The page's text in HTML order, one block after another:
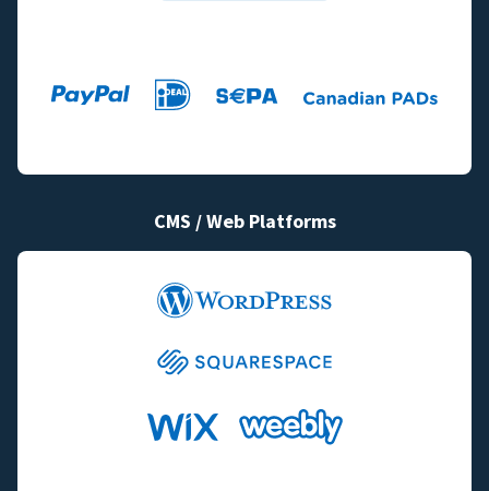
CMS / Web Platforms